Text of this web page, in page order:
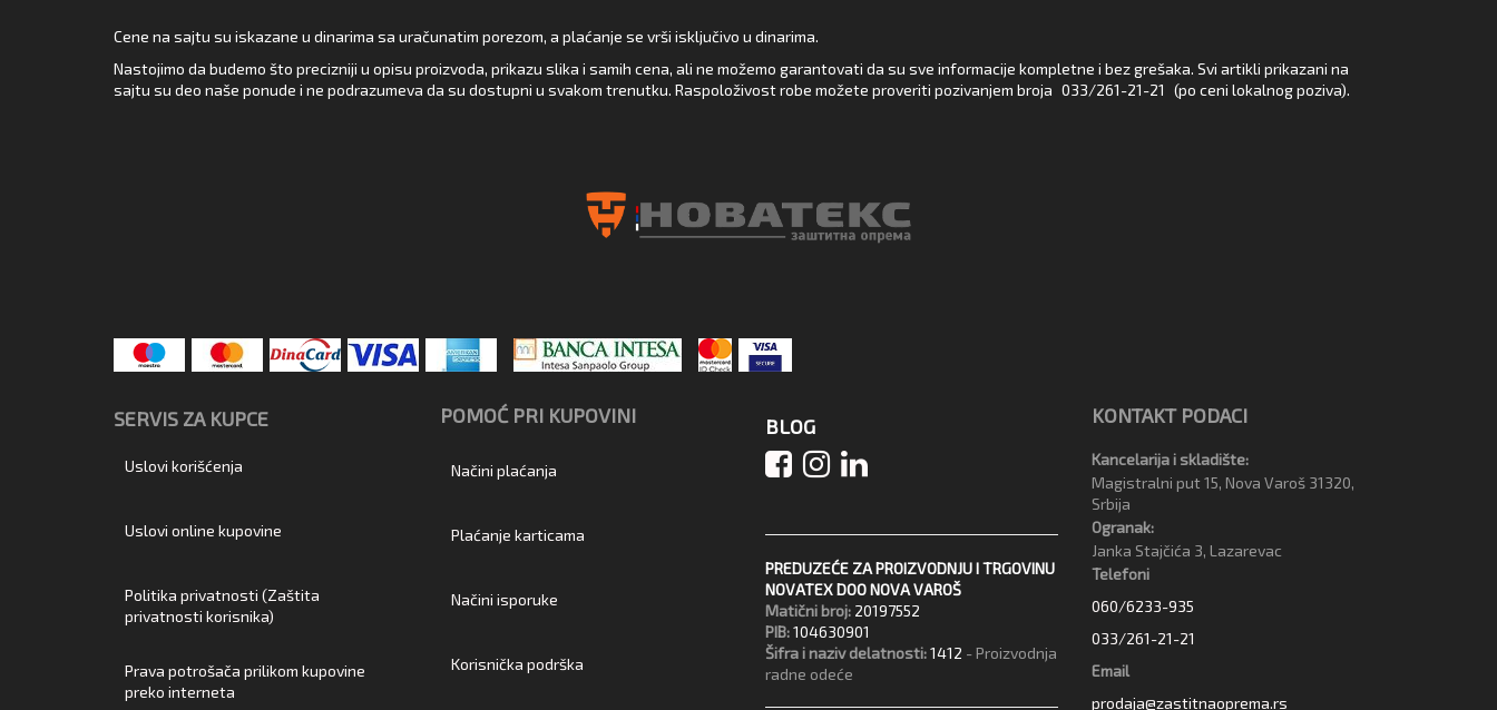
Cene na sajtu su iskazane u dinarima sa uračunatim porezom, a plaćanje se vrši isključivo u dinarima.
Nastojimo da budemo što precizniji u opisu proizvoda, prikazu slika i samih cena, ali ne možemo garantovati da su sve informacije kompletne i bez grešaka. Svi artikli prikazani na
sajtu su deo naše ponude i ne podrazumeva da su dostupni u svakom trenutku. Raspoloživost robe možete proveriti pozivanjem broja 033/261-21-21 (po ceni lokalnog poziva).
SERVIS ZA KUPCE
Uslovi korišćenja
Uslovi online kupovine
Politika privatnosti (Zaštita
privatnosti korisnika)
Prava potrošača prilikom kupovine
preko interneta
POMOĆ PRI KUPOVINI
Načini plaćanja
Plaćanje karticama
Načini isporuke
Korisnička podrška
BLOG
PREDUZEĆE ZA PROIZVODNJU I TRGOVINU
NOVATEX DOO NOVA VAROŠ
Matični broj: 20197552
PIB:104630901
Šifra i naziv delatnosti:1412 - Proizvodnja
radne odeće
KONTAKT PODACI
Kancelarija i skladište:
Magistralni put 15, Nova Varoš 31320,
Srbija
Ogranak:
Janka Stajčića 3, Lazarevac
Telefoni
060/6233-935
033/261-21-21
Email
prodaja@zastitnaoprema.rs